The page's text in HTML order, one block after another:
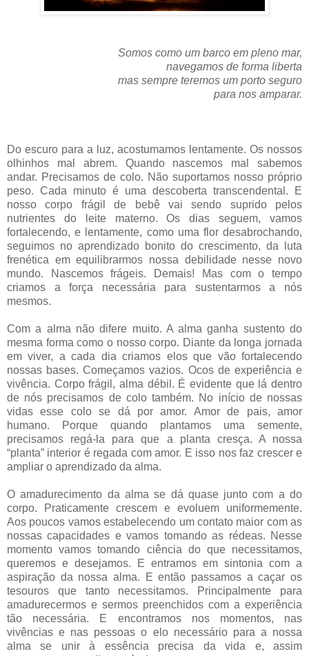
Somos como um barco em pleno mar,
navegamos de forma liberta
mas sempre teremos um porto seguro
para nos amparar.
Do escuro para a luz, acostumamos lentamente. Os nossos
olhinhos mal abrem. Quando nascemos mal sabemos
andar. Precisamos de colo. Não suportamos nosso próprio
peso. Cada minuto é uma descoberta transcendental. E
nosso corpo frágil de bebê vai sendo suprido pelos
nutrientes do leite materno. Os dias seguem, vamos
fortalecendo, e lentamente, como uma flor desabrochando,
seguimos no aprendizado bonito do crescimento, da luta
frenética em equilibrarmos nossa debilidade nesse novo
mundo. Nascemos frágeis. Demais! Mas com o tempo
criamos a força necessária para sustentarmos a nós
mesmos.
Com a alma não difere muito. A alma ganha sustento do
mesma forma como o nosso corpo. Diante da longa jornada
em viver, a cada dia criamos elos que vão fortalecendo
nossas bases. Começamos vazios. Ocos de experiência e
vivência. Corpo frágil, alma débil. É evidente que lá dentro
de nós precisamos de colo também. No início de nossas
vidas esse colo se dá por amor. Amor de pais, amor
humano. Porque quando plantamos uma semente,
precisamos regá-la para que a planta cresça. A nossa
“planta” interior é regada com amor. E isso nos faz crescer e
ampliar o aprendizado da alma.
O amadurecimento da alma se dá quase junto com a do
corpo. Praticamente crescem e evoluem uniformemente.
Aos poucos vamos estabelecendo um contato maior com as
nossas capacidades e vamos tomando as rédeas. Nesse
momento vamos tomando ciência do que necessitamos,
queremos e desejamos. E entramos em sintonia com a
aspiração da nossa alma. E então passamos a caçar os
tesouros que tanto necessitamos. Principalmente para
amadurecermos e sermos preenchidos com a experiência
tão necessária. E encontramos nos momentos, nas
vivências e nas pessoas o elo necessário para a nossa
alma se unir à essência precisa da vida e, assim